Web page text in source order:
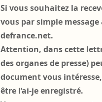
Si vous souhaitez la
vous par simple
defrance.net.
Attention, dans cette
des organes de presse)
document vous
être l’ai-je enregistré.